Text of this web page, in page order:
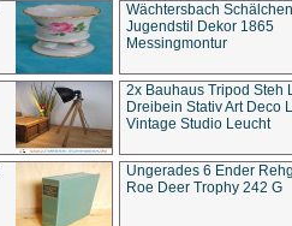
Wächtersbach Schälchen
Jugendstil Dekor 1865
Messingmontur
2x Bauhaus Tripod Steh
Dreibein Stativ Art Deco
Vintage Studio Leucht
Ungerades 6 Ender
Roe Deer Trophy 242 G